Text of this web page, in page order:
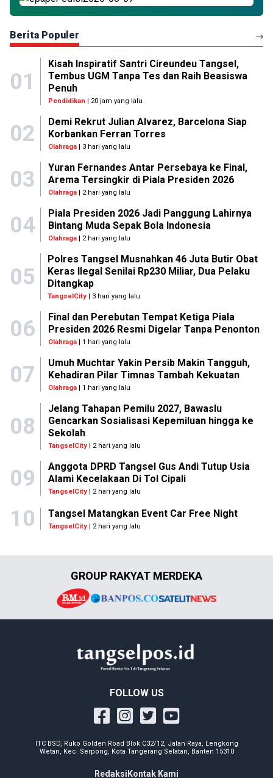
Berita Populer
01
Kisah Inspiratif Santri Cireundeu Tangsel,
Tembus UGM Tanpa Tes dan Raih Beasiswa
Penuh
Pendidikan | 20 jam yang lalu
02
Demi Rekrut Julian Alvarez, Barcelona Siap
Korbankan Ferran Torres
Olahraga| 3 hari yang lalu
03
Yuran Fernandes Antar Persebaya ke Final,
Arema Tersingkir di Piala Presiden 2026
Olahraga| 2 hari yang lalu
04
Piala Presiden 2026 Jadi Panggung Lahirnya
Bintang Muda Sepak Bola Indonesia
Olahraga| 2 hari yang lalu
05
Polres Tangsel Musnahkan 46 Juta Butir Obat
Keras Ilegal Senilai Rp230 Miliar, Dua Pelaku
Ditangkap
TangselCity | 3 hari yang lalu
06
Final dan Perebutan Tempat Ketiga Piala
Presiden 2026 Resmi Digelar Tanpa Penonton
Olahraga| 1 hari yang lalu
07
Umuh Muchtar Yakin Persib Makin Tangguh,
Kehadiran Pilar Timnas Tambah Kekuatan
Olahraga| 1 hari yang lalu
08
Jelang Tahapan Pemilu 2027, Bawaslu
Gencarkan Sosialisasi Kepemiluan hingga ke
Sekolah
TangselCity| 2 hari yang lalu
09
Anggota DPRD Tangsel Gus Andi Tutup Usia
Alami Kecelakaan Di Tol Cipali
TangselCity| 2 hari yang lalu
10 Tangsel Matangkan Event Car Free Night
TangselCity | 2 hari yang lalu
GROUP RAKYAT MERDEKA
FOLLOW US
ITC BSD, Ruko Golden Road Blok C32/12, Jalan Raya, Lengkong
Wetan, Kec. Serpong, Kota Tangerang Selatan, Banten 15310
Redaksi Kontak Kami